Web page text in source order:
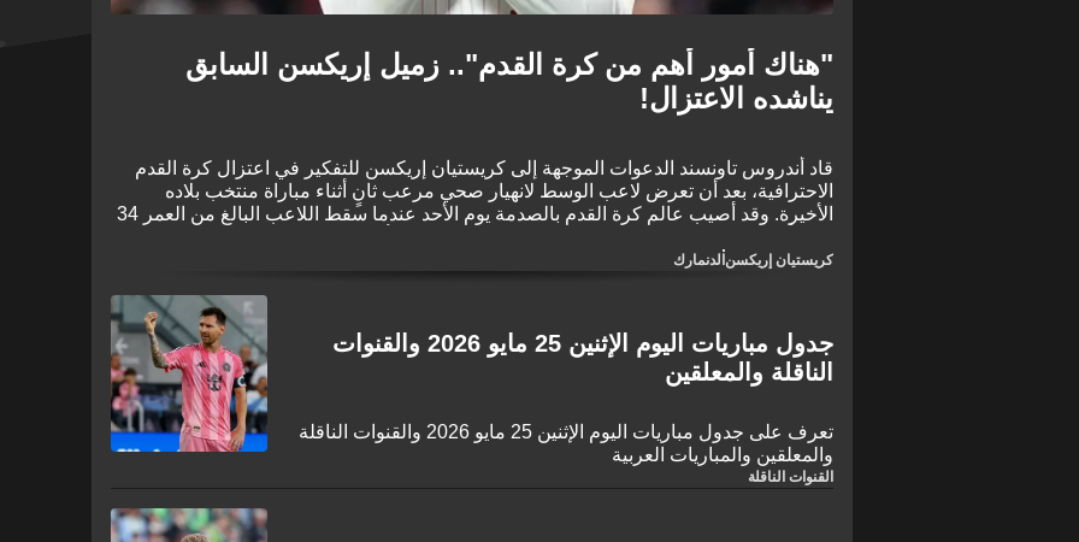
"هناك أمور أهم من كرة القدم".. زميل إريكسن السابق
يناشده الاعتزال!
قاد أندروس تاونسند الدعوات الموجهة إلى كريستيان إريكسن للتفكير في اعتزال كرة القدم
الاحترافية، بعد أن تعرض لاعب الوسط لانهيار صحي مرعب ثانٍ أثناء مباراة منتخب بلاده
الأخيرة. وقد أصيب عالم كرة القدم بالصدمة يوم الأحد عندما سقط اللاعب البالغ من العمر 34
من خمس سنوات على تعرضه لسكتة قلبية خلال بطولة يورو 2020.
كريستيان إريكسن الدنمارك
جدول مباريات اليوم الإثنين 25 مايو 2026 والقنوات
الناقلة والمعلقين
تعرف على جدول مباريات اليوم الإثنين 25 مايو 2026 والقنوات الناقلة
والمعلقين والمباريات العربية
القنوات الناقلة